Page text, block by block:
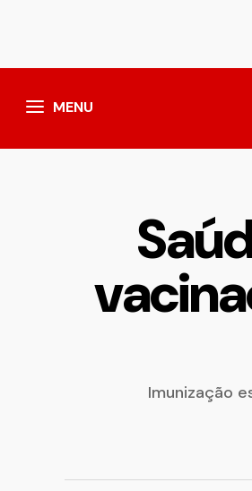
MENU
Imunização